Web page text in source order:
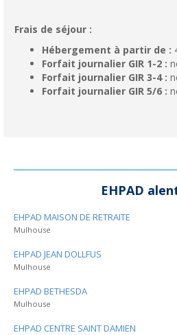
Frais de séjour :
Hébergement à partir de :
Forfait journalier GIR 1-2 :
Forfait journalier GIR 3-4 :
Forfait journalier GIR 5/6 :
EHPAD
EHPAD MAISON DE RETRAITE
Mulhouse
EHPAD JEAN DOLLFUS
Mulhouse
EHPAD BETHESDA
Mulhouse
EHPAD CENTRE SAINT DAMIEN